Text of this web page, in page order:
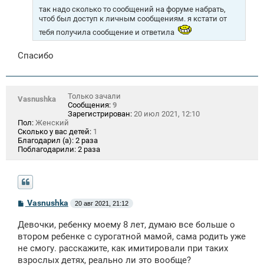
так надо сколько то сообщений на форуме набрать,
чтоб был доступ к личным сообщениям. я кстати от
тебя получила сообщение и ответила
Спасибо
Vasnushka
Только зачали
Сообщения: 9
Зарегистрирован: 20 июл 2021, 12:10
Пол: Женский
Сколько у вас детей: 1
Благодарил (а): 2 раза
Поблагодарили: 2 раза
С
б
щ
н
и
Vasnushka 20 авг 2021, 21:12
Девочки, ребенку моему 8 лет, думаю все больше о
втором ребенке с сурогатной мамой, сама родить уже
не смогу. расскажите, как имитировали при таких
взрослых детях, реально ли это вообще?